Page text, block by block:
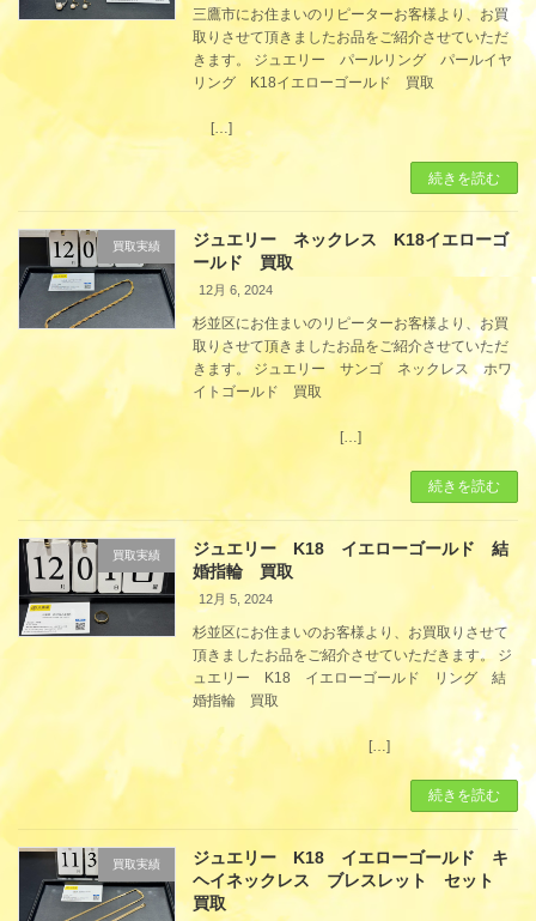
三鷹市にお住まいのリピーターお客様より、お買
取りさせて頂きましたお品をご紹介させていただ
きます。 ジュエリー パールリング パールイヤ
リング K18イエローゴールド 買取
[…]
続きを読む
買取実績
ジュエリー ネックレス K18イエローゴ
ールド 買取
12月 6, 2024
杉並区にお住まいのリピーターお客様より、お買
取りさせて頂きましたお品をご紹介させていただ
きます。 ジュエリー サンゴ ネックレス ホワ
イトゴールド 買取
[…]
続きを読む
買取実績
ジュエリー K18 イエローゴールド 結
婚指輪 買取
12月 5, 2024
杉並区にお住まいのお客様より、お買取りさせて
頂きましたお品をご紹介させていただきます。 ジ
ュエリー K18 イエローゴールド リング 結
婚指輪 買取
[…]
続きを読む
買取実績
ジュエリー K18 イエローゴールド キ
ヘイネックレス ブレスレット セット
買取